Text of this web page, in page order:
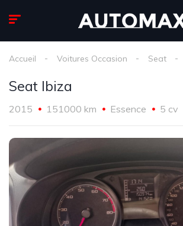
Accueil Voitures Occasion Seat
Seat Ibiza
2015 151000 km Essence 5 cv